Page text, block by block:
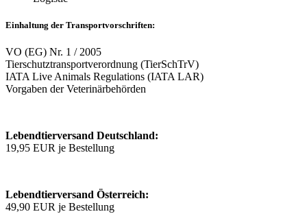
Einhaltung der Transportvorschriften:
VO (EG) Nr. 1 / 2005
Tierschutztransportverordnung (TierSchTrV)
IATA Live Animals Regulations (IATA LAR)
Vorgaben der Veterinärbehörden
Lebendtierversand Deutschland:
19,95 EUR je Bestellung
Lebendtierversand Österreich:
49,90 EUR je Bestellung